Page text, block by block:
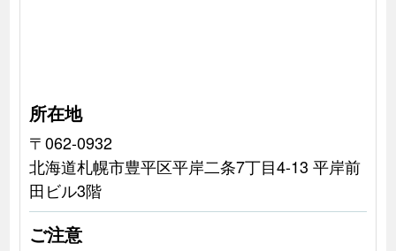
所在地
〒062-0932
北海道札幌市豊平区平岸二条7丁目4-13 平岸前
田ビル3階
ご注意